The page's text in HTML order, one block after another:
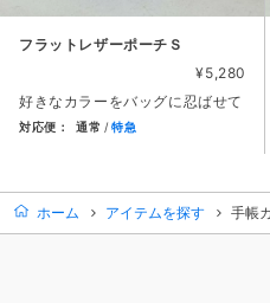
フラットレザーポーチＳ
¥5,280
好きなカラーをバッグに忍ばせて
対応便： 通常 特急
ホーム アイテムを探す 手帳